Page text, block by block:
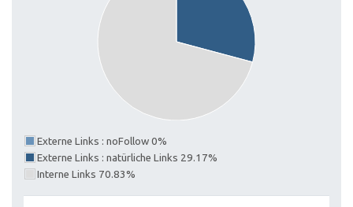
Externe Links : noFollow 0%
Externe Links : natürliche Links 29.17%
Interne Links 70.83%